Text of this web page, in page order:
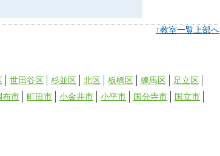
↑教室一覧上部へ
世田谷区 杉並区 北区 板橋区 練馬区
足立区
布市 町田市 小金井市 小平市 国分寺市
国立市